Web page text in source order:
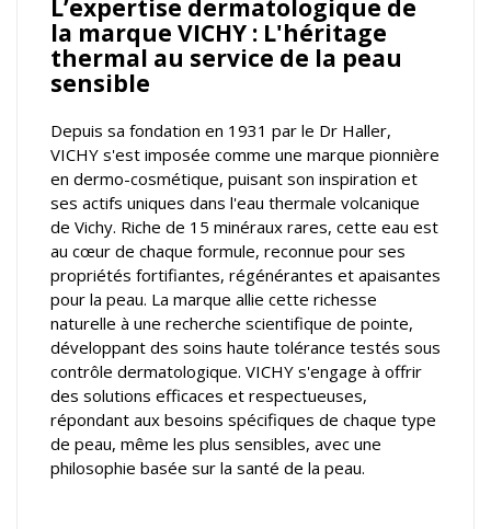
L’expertise dermatologique de
la marque VICHY : L'héritage
thermal au service de la peau
sensible
Depuis sa fondation en 1931 par le Dr Haller,
VICHY s'est imposée comme une marque pionnière
en dermo-cosmétique, puisant son inspiration et
ses actifs uniques dans l'eau thermale volcanique
de Vichy. Riche de 15 minéraux rares, cette eau est
au cœur de chaque formule, reconnue pour ses
propriétés fortifiantes, régénérantes et apaisantes
pour la peau. La marque allie cette richesse
naturelle à une recherche scientifique de pointe,
développant des soins haute tolérance testés sous
contrôle dermatologique. VICHY s'engage à offrir
des solutions efficaces et respectueuses,
répondant aux besoins spécifiques de chaque type
de peau, même les plus sensibles, avec une
philosophie basée sur la santé de la peau.